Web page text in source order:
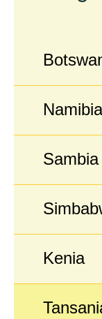
Namibia
Sambia
Kenia